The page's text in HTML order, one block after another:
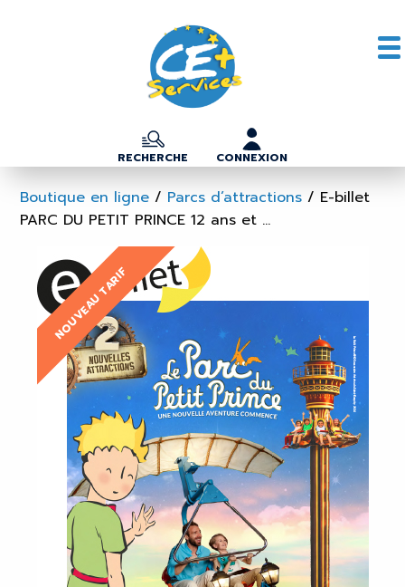
RECHERCHE CONNEXION
Boutique en ligne / Parcs d’attractions / E-billet
PARC DU PETIT PRINCE 12 ans et ...
NOUVEAU TARIF